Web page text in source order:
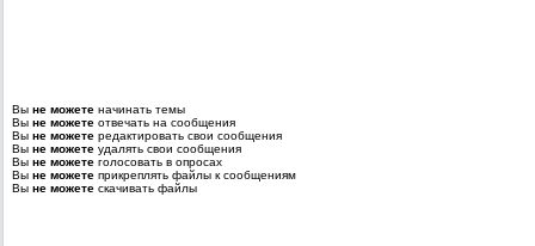
Вы не можете начинать темы
Вы не можете отвечать на сообщения
Вы не можете редактировать свои сообщения
Вы не можете удалять свои сообщения
Вы не можете голосовать в опросах
Вы не можете прикреплять файлы к сообщениям
Вы не можете скачивать файлы